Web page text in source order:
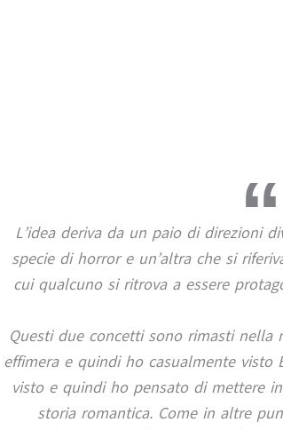
L’idea deriva da un paio di direzioni
specie di horror e un’altra che si
cui qualcuno si ritrova a essere
Questi due concetti sono rimasti nella
effimera e quindi ho casualmente visto
visto e quindi ho pensato di mettere
storia romantica. Come in altre